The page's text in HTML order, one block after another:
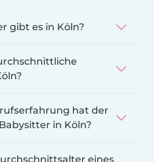
gibt es in Köln?
hat der
in Köln?
eines